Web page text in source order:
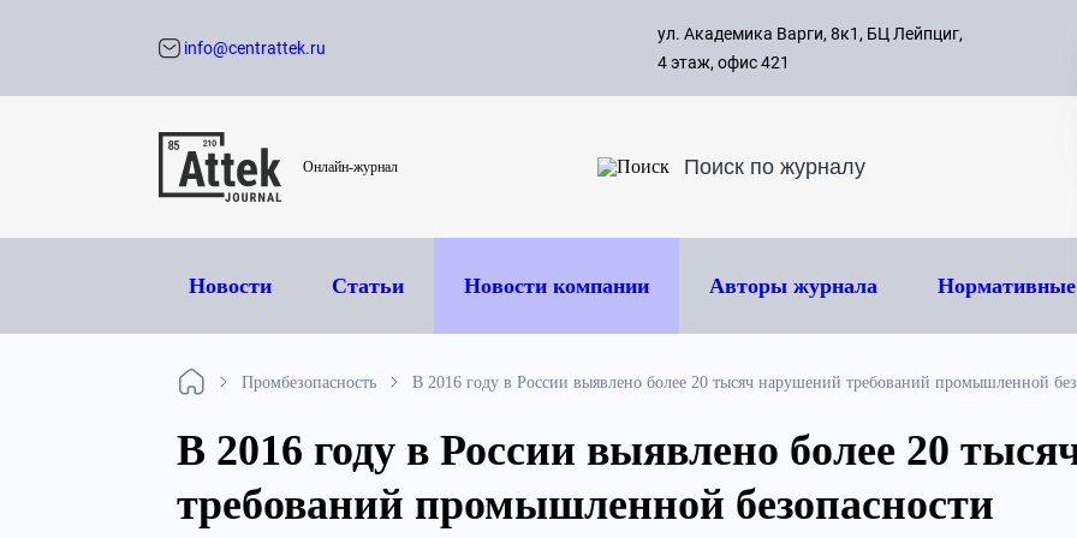
с 09:00
8 495
info@centrattek.ru
ул. Академика Варги, 8к1, БЦ Лейпциг,
4 этаж, офис 421
Онлайн-журнал
Новости Статьи Новости компании Авторы журнала
Промбезопасность В 2016 году в России выявлено более 20 тысяч нарушений требований промышленной
В 2016 году в России выявлено более 20
требований промышленной безопасности